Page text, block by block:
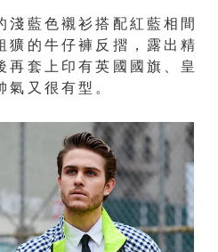
藍色襯衫搭配紅藍相間
獷的牛仔褲反摺，露出精
再套上印有英國國旗、皇
氣又很有型。